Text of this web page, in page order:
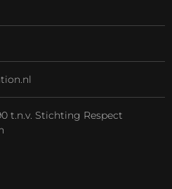
t.n.v. Stichting Respect